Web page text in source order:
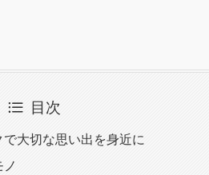
目次
大切な思い出を身近に